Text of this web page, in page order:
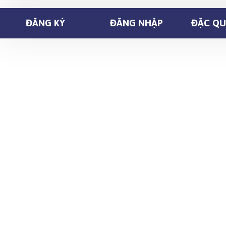
ĐĂNG KÝ ĐĂNG NHẬP ĐẶC